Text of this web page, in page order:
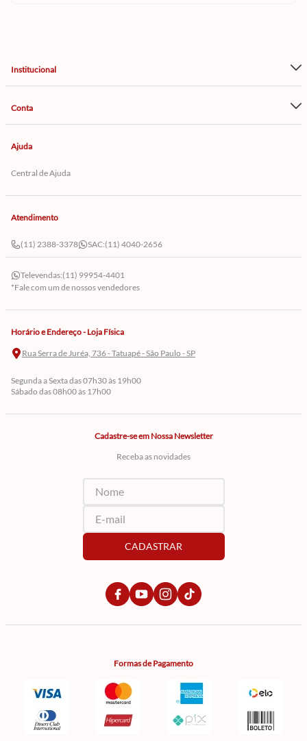
Institucional
Conta
Ajuda
Central de Ajuda
Atendimento
(11) 2388-3378 SAC:(11) 4040-2656
Televendas:(11) 99954-4401
*Fale com um de nossos vendedores
Horário e Endereço - Loja Física
Rua Serra de Juréa, 736 - Tatuapé - São Paulo - SP
Segunda a Sexta das 07h30 às 19h00
Sábado das 08h00 às 17h00
Cadastre-se em Nossa Newsletter
Receba as novidades
CADASTRAR
Formas de Pagamento